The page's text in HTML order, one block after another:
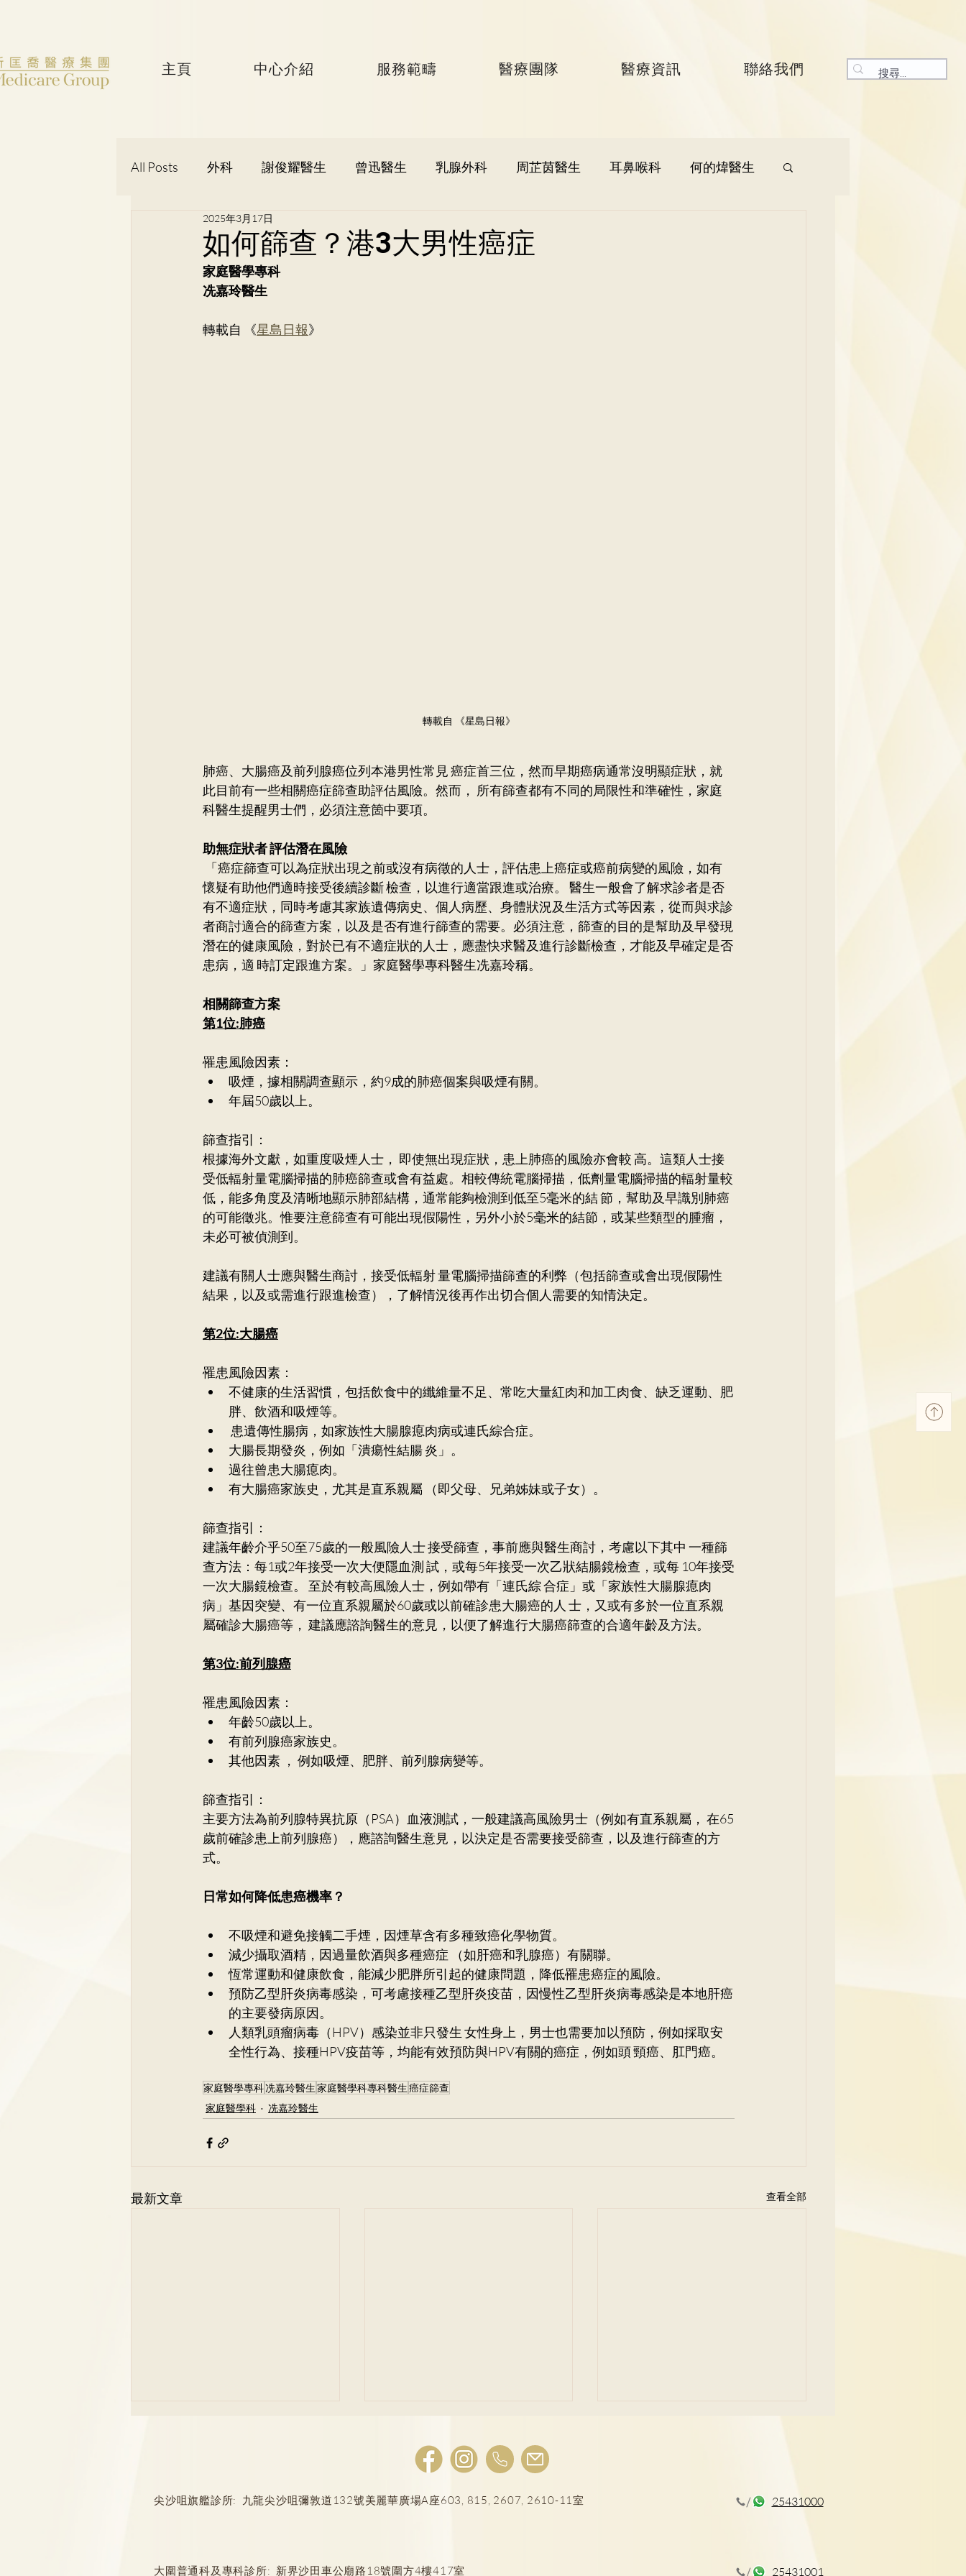
主頁 中心介紹 服務範疇 醫療團隊 醫療資訊 聯絡我們
All Posts 外科 謝俊耀醫生 曾迅醫生 乳腺外科 周芷茵醫生 耳鼻喉科 何的煒醫生
黃潔華醫生
吳健聰醫生 神經外科
李崇義醫生 家庭醫學科
如何篩查？港3大男性癌症
2025年3月17日
家庭醫學專科
冼嘉玲醫生
轉載自 《星島日報》
轉載自 《星島日報》
肺癌、大腸癌及前列腺癌位列本港男性常見 癌症首三位，然而早期癌病通常沒明顯症狀，就
此目前有一些相關癌症篩查助評估風險。然而， 所有篩查都有不同的局限性和準確性，家庭
科醫生提醒男士們，必須注意箇中要項。
助無症狀者 評估潛在風險
「癌症篩查可以為症狀出現之前或沒有病徵的人士，評估患上癌症或癌前病變的風險，如有
懷疑有助他們適時接受後續診斷 檢查，以進行適當跟進或治療。 醫生一般會了解求診者是否
有不適症狀，同時考慮其家族遺傳病史、個人病歷、身體狀況及生活方式等因素，從而與求診
者商討適合的篩查方案，以及是否有進行篩查的需要。必須注意，篩查的目的是幫助及早發現
潛在的健康風險，對於已有不適症狀的人士，應盡快求醫及進行診斷檢查，才能及早確定是否
患病，適 時訂定跟進方案。」家庭醫學專科醫生冼嘉玲稱。
相關篩查方案
第1位:肺癌
罹患風險因素：
吸煙，據相關調查顯示，約9成的肺癌個案與吸煙有關。
年屆50歲以上。
篩查指引：
根據海外文獻，如重度吸煙人士， 即使無出現症狀，患上肺癌的風險亦會較 高。這類人士接
受低輻射量電腦掃描的肺癌篩查或會有益處。相較傳統電腦掃描，低劑量電腦掃描的輻射量較
低，能多角度及清晰地顯示肺部結構，通常能夠檢測到低至5毫米的結 節，幫助及早識別肺癌
的可能徵兆。惟要注意篩查有可能出現假陽性，另外小於5毫米的結節，或某些類型的腫瘤，
未必可被偵測到。
建議有關人士應與醫生商討，接受低輻射 量電腦掃描篩查的利弊（包括篩查或會出現假陽性
結果，以及或需進行跟進檢查），了解情況後再作出切合個人需要的知情決定。
第2位:大腸癌
罹患風險因素：
不健康的生活習慣，包括飲食中的纖維量不足、常吃大量紅肉和加工肉食、缺乏運動、肥
胖、飲酒和吸煙等。
患遺傳性腸病，如家族性大腸腺瘜肉病或連氏綜合症。
大腸長期發炎，例如「潰瘍性結腸 炎」。
過往曾患大腸瘜肉。
有大腸癌家族史，尤其是直系親屬 （即父母、兄弟姊妹或子女）。
篩查指引：
建議年齡介乎50至75歲的一般風險人士 接受篩查，事前應與醫生商討，考慮以下其中 一種篩
查方法：每1或2年接受一次大便隱血測 試，或每5年接受一次乙狀結腸鏡檢查，或每 10年接受
一次大腸鏡檢查。 至於有較高風險人士，例如帶有「連氏綜 合症」或「家族性大腸腺瘜肉
病」基因突變、有一位直系親屬於60歲或以前確診患大腸癌的人 士，又或有多於一位直系親
屬確診大腸癌等， 建議應諮詢醫生的意見，以便了解進行大腸癌篩查的合適年齡及方法。
第3位:前列腺癌
罹患風險因素：
年齡50歲以上。
有前列腺癌家族史。
其他因素 ， 例如吸煙、肥胖、前列腺病變等。
篩查指引：
主要方法為前列腺特異抗原（PSA）血液測試，一般建議高風險男士（例如有直系親屬， 在65
歲前確診患上前列腺癌），應諮詢醫生意見，以決定是否需要接受篩查，以及進行篩查的方
式。
日常如何降低患癌機率？
不吸煙和避免接觸二手煙，因煙草含有多種致癌化學物質。
減少攝取酒精，因過量飲酒與多種癌症 （如肝癌和乳腺癌）有關聯。
恆常運動和健康飲食，能減少肥胖所引起的健康問題，降低罹患癌症的風險。
預防乙型肝炎病毒感染，可考慮接種乙型肝炎疫苗，因慢性乙型肝炎病毒感染是本地肝癌
的主要發病原因。
人類乳頭瘤病毒（HPV）感染並非只發生 女性身上，男士也需要加以預防，例如採取安
全性行為、接種HPV疫苗等，均能有效預防與HPV有關的癌症，例如頭 頸癌、肛門癌。
家庭醫學專科冼嘉玲醫生家庭醫學科專科醫生癌症篩查
家庭醫學科
冼嘉玲醫生
最新文章 查看全部
尖沙咀旗艦診所: 九龍尖沙咀彌敦道132號美麗華廣場A座603, 815, 2607, 2610-11室 25431000
大圍普通科及專科診所: 新界沙田車公廟路18號圍方4樓417室 25431001